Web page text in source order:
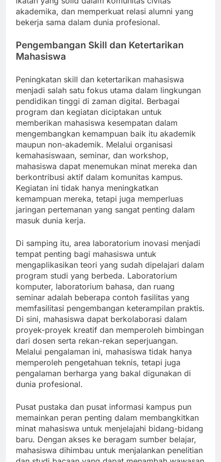
akademika, dan memperkuat relasi alumni yang
bekerja sama dalam dunia profesional.
Pengembangan Skill dan Ketertarikan
Mahasiswa
Peningkatan skill dan ketertarikan mahasiswa
menjadi salah satu fokus utama dalam lingkungan
pendidikan tinggi di zaman digital. Berbagai
program dan kegiatan diciptakan untuk
memberikan mahasiswa kesempatan dalam
mengembangkan kemampuan baik itu akademik
maupun non-akademik. Melalui organisasi
kemahasiswaan, seminar, dan workshop,
mahasiswa dapat menemukan minat mereka dan
berkontribusi aktif dalam komunitas kampus.
Kegiatan ini tidak hanya meningkatkan
kemampuan mereka, tetapi juga memperluas
jaringan pertemanan yang sangat penting dalam
masuk dunia kerja.
Di samping itu, area laboratorium inovasi menjadi
tempat penting bagi mahasiswa untuk
mengaplikasikan teori yang sudah dipelajari dalam
program studi yang berbeda. Laboratorium
komputer, laboratorium bahasa, dan ruang
seminar adalah beberapa contoh fasilitas yang
memfasilitasi pengembangan keterampilan praktis.
Di sini, mahasiswa dapat berkolaborasi dalam
proyek-proyek kreatif dan memperoleh bimbingan
dari dosen serta rekan-rekan seperjuangan.
Melalui pengalaman ini, mahasiswa tidak hanya
memperoleh pengetahuan teknis, tetapi juga
pengalaman berharga yang bakal digunakan di
dunia profesional.
Pusat pustaka dan pusat informasi kampus pun
memainkan peran penting dalam membangkitkan
minat mahasiswa untuk menjelajahi bidang-bidang
baru. Dengan akses ke beragam sumber belajar,
mahasiswa dihimbau untuk menjalankan penelitian